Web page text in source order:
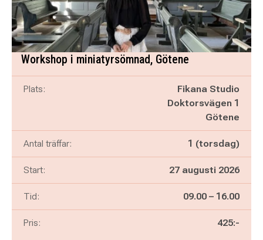
Workshop i miniatyrsömnad, Götene
Plats:
Fikana Studio
Doktorsvägen 1
Götene
Antal träffar: 1 (torsdag)
Start: 27 augusti 2026
Tid: Pågår mellan
09.00 – och
16.00
Pris: 425:-